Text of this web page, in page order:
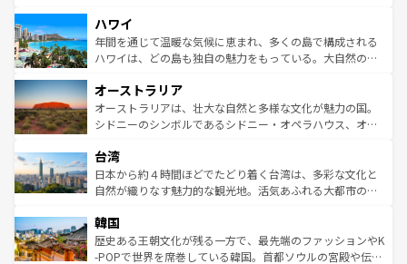
ば市内交通費無料で観光を楽しむこともできる。 なお、新
着のスイス情報はコンテンツ一覧 を参照してほしい。
のような巨大都市は、観光、ショッピング、エンターテイ
ンメントが詰まった刺激的なスポットだ。一方、アメリカ
西部には大自然が広がり、グランドキャニオンやイエロー
部のニューオーリンズでは、音楽と美食が融合した独特の
文化が魅力。旅行者はアメリカの各地域で異なる魅力を楽
しみながら、その多様性と豊かな歴史を感じることができ
ならではの贅沢な旅のスタイルだ。 なお、新着のアメリカ
情報はコンテンツ一覧を参照してほしい。
ハワイ
年間を通じて温暖な気候に恵まれ、多くの島で構成される
ハワイは、どの島も独自の魅力をもっている。大自然の神
ワイ島は見逃せない。また、定番の観光地といえばオアフ
島だが、静かな自然を求めるならマウイ島やカウアイ島が
おすすめ。エメラルドグリーンに輝く海をはじめ、豊かな
れるおもてなしの心で訪れる人々を迎えてくれるハワイの
人々、おいしいローカルフードやハワイアンミュージッ
ク、伝統的なフラダンスなど、すべてがハワイの魅力を彩
ワイを、存分に味わってほしい。 なお、新着のハワイ情報
はコンテンツ一覧を参照してほしい。
オーストラリア
オーストラリアは、壮大な自然と多様な文化が魅力の国。
シドニーのシンボルであるシドニー・オペラハウス、オー
リアリーフや大陸中央部にそびえるウルル（エアーズロッ
ク）、タスマニアの美しい原生林やケアンズの熱帯雨林な
ど、見どころがたくさん。また、カフェやワイン、オージ
いる。アクティビティも充実しており、サーフィンやダイ
ビング、ハイキングなど、アウトドア好きにはたまらな
い。オーストラリアの多彩な魅力を存分に味わいつくそ
台湾
日本から約４時間ほどでたどり着く台湾は、多彩な文化と
自然が織りなす魅力的な観光地。活気あふれる大都市の台
ン）、静ひつな山岳地帯である台湾東部など、都市の喧騒
と山間の静けさが共存しており、訪れる人に新しい発見と
驚きをもたらしてくれる。また、奥深い台湾の食文化も魅
韓国
歴史ある王朝文化が残る一方で、最先端のファッションやK
-POPで世界を席巻している韓国。首都ソウルの宮殿や伝統